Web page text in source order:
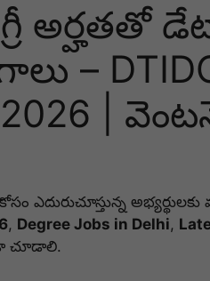
అర్హతతో
–
2026 |
కోసం ఎదురుచూస్తున్న
, Degree Jobs in Delhi,
చూడాలి.